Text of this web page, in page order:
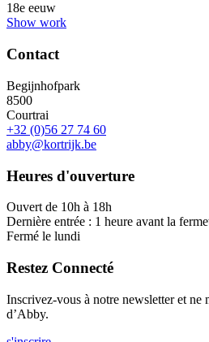
18e eeuw
Show work
Contact
Begijnhofpark
8500
Courtrai
+32 (0)56 27 74 60
abby@kortrijk.be
Heures d'ouverture
Ouvert de 10h à 18h
Dernière entrée : 1 heure avant la
Fermé le lundi
Restez Connecté
Inscrivez-vous à notre newsletter et ne
d’Abby.